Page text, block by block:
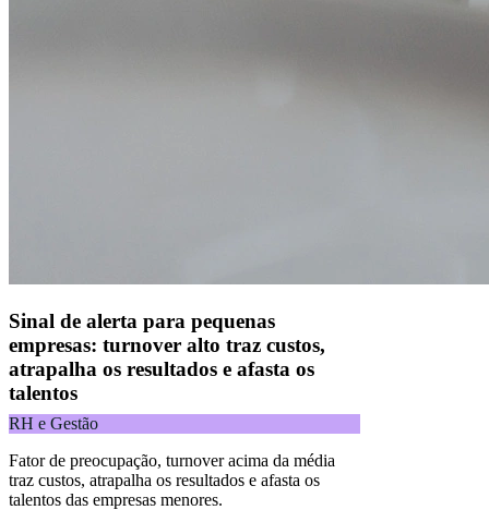
Sinal de alerta para pequenas
empresas: turnover alto traz custos,
atrapalha os resultados e afasta os
talentos
RH e Gestão
Fator de preocupação, turnover acima da média
traz custos, atrapalha os resultados e afasta os
talentos das empresas menores.